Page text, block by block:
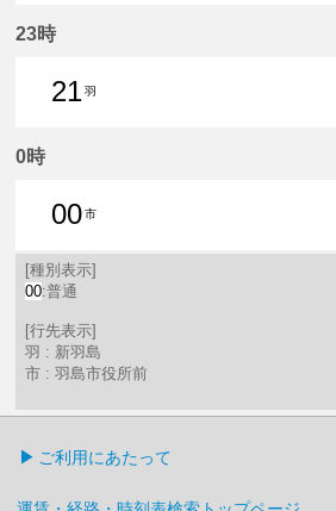
23時
21羽
0時
00
0分はつ 普通羽島
市
[種別表示]
00:普通
[行先表示]
羽 : 新羽島
市 : 羽島市役所前
ご利用にあたって